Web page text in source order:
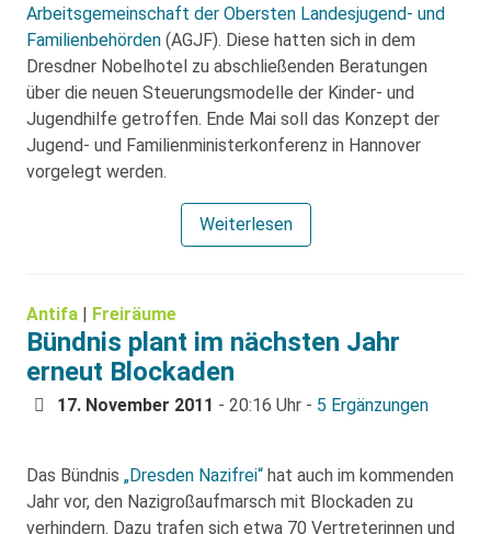
Arbeitsgemeinschaft der Obersten Landesjugend- und
Familienbehörden (AGJF). Diese hatten sich in dem
Dresdner Nobelhotel zu abschließenden Beratungen
über die neuen Steuerungsmodelle der Kinder- und
Jugendhilfe getroffen. Ende Mai soll das Konzept der
Jugend- und Familienministerkonferenz in Hannover
vorgelegt werden.
Weiterlesen
Antifa | Freiräume
Bündnis plant im nächsten Jahr
erneut Blockaden
17. November 2011 - 20:16 Uhr - 5 Ergänzungen
Das Bündnis „Dresden Nazifrei“ hat auch im kommenden
Jahr vor, den Nazigroßaufmarsch mit Blockaden zu
verhindern. Dazu trafen sich etwa 70 Vertreterinnen und